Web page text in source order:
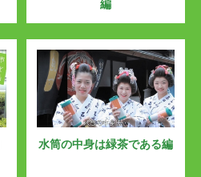
編
水筒の中身は緑茶である編